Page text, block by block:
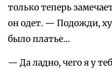
только теперь
он одет. — Подожди,
было платье…
— Да ладно, чего я у